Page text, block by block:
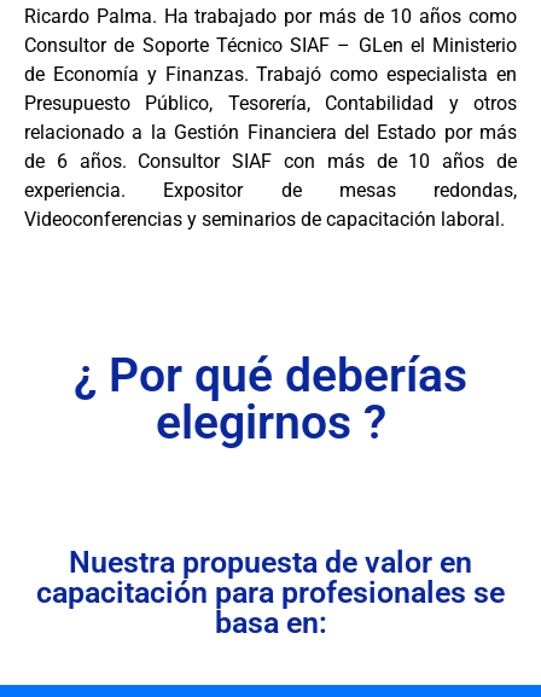
Ricardo Palma. Ha trabajado por más de 10 años como
Consultor de Soporte Técnico SIAF – GLen el Ministerio
de Economía y Finanzas. Trabajó como especialista en
Presupuesto Público, Tesorería, Contabilidad y otros
relacionado a la Gestión Financiera del Estado por más
de 6 años. Consultor SIAF con más de 10 años de
experiencia. Expositor de mesas redondas,
Videoconferencias y seminarios de capacitación laboral.
¿ Por qué deberías
elegirnos ?
Nuestra propuesta de valor en
capacitación para profesionales se
basa en: